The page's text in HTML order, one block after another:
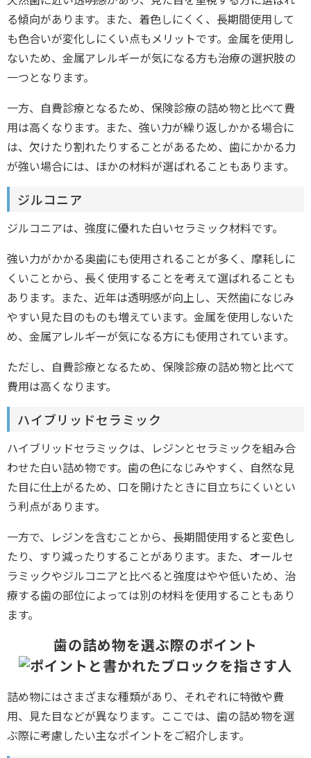
る傾向があります。また、着色しにくく、長期間使用して
も色合いが変化しにくい点もメリットです。金属を使用し
ないため、金属アレルギーが気になる方も治療の選択肢の
一つとなります。
一方、自費診療となるため、保険診療の詰め物と比べて費
用は高くなります。また、強い力が繰り返しかかる場合に
は、欠けたり割れたりすることがあるため、歯にかかる力
が強い場合には、ほかの材料が選ばれることもあります。
ジルコニア
ジルコニアは、強度に優れた白いセラミック材料です。
強い力がかかる奥歯にも使用されることが多く、摩耗しに
くいことから、長く使用することを考えて選ばれることも
あります。また、近年は透明感が向上し、天然歯になじみ
やすい見た目のものも増えています。金属を使用しないた
め、金属アレルギーが気になる方にも使用されています。
ただし、自費診療となるため、保険診療の詰め物と比べて
費用は高くなります。
ハイブリッドセラミック
ハイブリッドセラミックは、レジンとセラミックを組み合
わせた白い詰め物です。歯の色になじみやすく、自然な見
た目に仕上がるため、口を開けたときに目立ちにくいとい
う利点があります。
一方で、レジンを含むことから、長期間使用すると変色し
たり、すり減ったりすることがあります。また、オールセ
ラミックやジルコニアと比べると強度はやや低いため、治
療する歯の部位によっては別の材料を使用することもあり
ます。
歯の詰め物を選ぶ際のポイント
詰め物にはさまざまな種類があり、それぞれに特徴や費
用、見た目などが異なります。ここでは、歯の詰め物を選
ぶ際に考慮したい主なポイントをご紹介します。